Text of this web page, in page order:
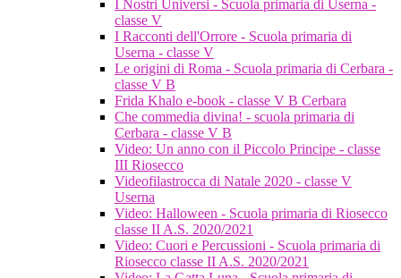
I Nostri Universi - Scuola primaria di Userna -
classe V
I Racconti dell'Orrore - Scuola primaria di
Userna - classe V
Le origini di Roma - Scuola primaria di Cerbara -
classe V B
Frida Khalo e-book - classe V B Cerbara
Che commedia divina! - scuola primaria di
Cerbara - classe V B
Video: Un anno con il Piccolo Principe - classe
III Riosecco
Videofilastrocca di Natale 2020 - classe V
Userna
Video: Halloween - Scuola primaria di Riosecco
classe II A.S. 2020/2021
Video: Cuori e Percussioni - Scuola primaria di
Riosecco classe II A.S. 2020/2021